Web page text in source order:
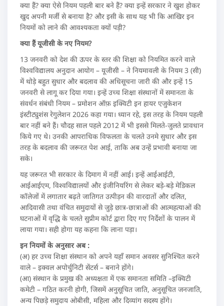
क्या हैं? क्या ऐसे नियम पहली बार बने हैं? क्या इन्हें सरकार ने खुश होकर
खुद अपनी मर्जी से बनाया है? और इसी के साथ यह भी कि आखिर इन
नियमों को लाने की आवश्यकता क्यों पड़ी?
क्या हैं यूजीसी के नए नियम?
13 जनवरी को देश की ऊपर के स्तर की शिक्षा को नियमित करने वाले
विश्वविद्यालय अनुदान आयोग – यूजीसी – ने नियमावली के नियम 3 (सी)
में थोड़े बहुत सुधार और बदलाव की अधिसूचना जारी की और इन्हें 15
जनवरी से लागू कर दिया गया। इन्हें उच्च शिक्षा संस्थानों में समानता के
संवर्धन संबंधी नियम – प्रमोशन ऑफ़ इक्विटी इन हायर एजुकेशन
इंस्टीट्युशंस रेगुलेशन 2026 कहा गया। ध्यान रहे, इस तरह के नियम पहली
बार नहीं बने हैं। चौदह साल पहले 2012 में भी इससे मिलते-जुलते प्रावधान
किये गए थे। उनकी आपराधिक विफलता के चलते उनमे सुधार और इस
तरह के बदलाव की जरूरत पेश आई, ताकि अब उन्हें प्रभावी बनाया जा
सके।
यह जरूरत भी सरकार के दिमाग में नहीं आई। इन्हें आईआईटी,
आईआईएम, विश्वविद्यालयों और इंजीनियरिंग से लेकर बड़े-बड़े मेडिकल
कॉलेजों में लगातार बढ़ते जातिगत उत्पीड़न की वारदातों और दलित,
आदिवासी तथा वंचित समुदायों से जुड़े छात्र-छात्राओं की आत्महत्याओं की
घटनाओं में वृद्धि के चलते सुप्रीम कोर्ट द्वारा दिए गए निर्देशों के पालन में
लाया गया। सही होगा यह कहना कि लाना पड़ा।
इन नियमों के अनुसार अब :
(अ) हर उच्च शिक्षा संस्थान को अपने यहाँ समान अवसर सुनिश्चित करने
वाले – इक्वल अपोर्चुनिटी सेंटर्स – बनाने होंगे।
(आ) संस्थान के प्रमुख की अध्यक्षता में एक समानता समिति –इक्विटी
कमेटी – गठित करनी होगी, जिसमें अनुसूचित जाति, अनुसूचित जनजाति,
अन्य पिछड़े समुदाय ओबीसी, महिला और दिव्यांग सदस्य होंगे।